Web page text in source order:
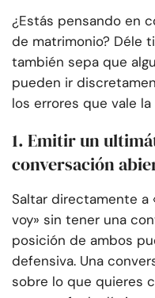
¿Estás pensando en
de matrimonio? Déle
también sepa que
pueden ir
los errores que vale
1. Emitir un
conversación
Saltar directamente a
voy» sin tener una
posición de ambos
defensiva. Una
sobre lo que quieres